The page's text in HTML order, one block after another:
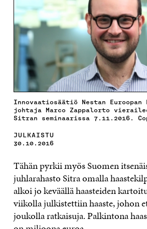
Innovaatiosäätiö Nestan Euroopan
johtaja Marco Zappalorto vierailee
Sitran seminaarissa 7.11.2016.
JULKAISTU
30.10.2016
Tähän pyrkii myös Suomen
juhlarahasto Sitra omalla
alkoi jo keväällä haasteiden
viikolla julkistettiin haaste, johon
joukolla ratkaisuja. Palkintona